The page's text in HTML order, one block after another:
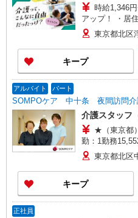
時給1,346円〜1,577円 ★
アップ！ ・居
給与幅は資格・
東京都北区
キープ
アルバイト パート
SOMPOケア 中十条 夜間訪問介
介護スタッフ
★（東京都
勤：1勤務
時給：1,444円 ◎週20時間以上勤務（社保加入
者）の場合は時給：1,494
は勤続5年目ま
者は除く）
東京都北区
キープ
正社員